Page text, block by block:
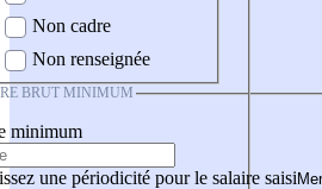
Non cadre
Non renseignée
BRUT MINIMUM
minimum
une périodicité pour le salaire saisi